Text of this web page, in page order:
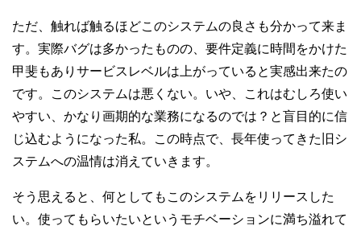
ただ、触れば触るほどこのシステムの良さも分かって来ま
す。実際バグは多かったものの、要件定義に時間をかけた
甲斐もありサービスレベルは上がっていると実感出来たの
です。このシステムは悪くない。いや、これはむしろ使い
やすい、かなり画期的な業務になるのでは？と盲目的に信
じ込むようになった私。この時点で、長年使ってきた旧シ
ステムへの温情は消えていきます。
そう思えると、何としてもこのシステムをリリースした
い。使ってもらいたいというモチベーションに満ち溢れて